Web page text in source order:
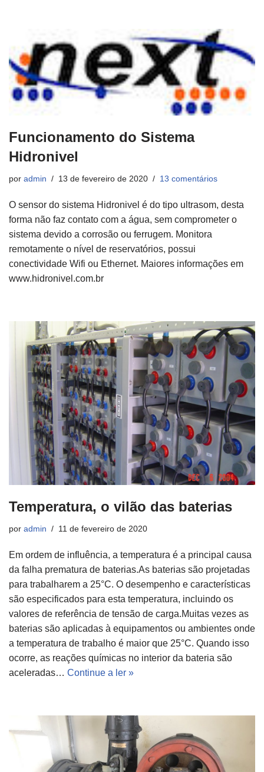
Funcionamento do Sistema
Hidronivel
por admin 13 de fevereiro de 2020 13 comentários
O sensor do sistema Hidronivel é do tipo ultrasom, desta
forma não faz contato com a água, sem comprometer o
sistema devido a corrosão ou ferrugem. Monitora
remotamente o nível de reservatórios, possui
conectividade Wifi ou Ethernet. Maiores informações em
www.hidronivel.com.br
Temperatura, o vilão das baterias
por admin 11 de fevereiro de 2020
Em ordem de influência, a temperatura é a principal causa
da falha prematura de baterias.As baterias são projetadas
para trabalharem a 25°C. O desempenho e características
são especificados para esta temperatura, incluindo os
valores de referência de tensão de carga.Muitas vezes as
baterias são aplicadas à equipamentos ou ambientes onde
a temperatura de trabalho é maior que 25°C. Quando isso
ocorre, as reações químicas no interior da bateria são
aceleradas… Continue a ler »